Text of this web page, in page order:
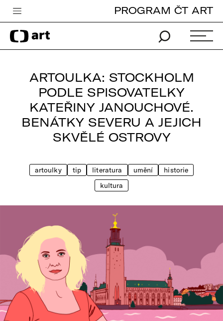
Česká televize
Zpravodajství
TV program
Pro děti
Vše o ČT
PROGRAM ČT ART
ARTOULKA: STOCKHOLM
PODLE SPISOVATELKY
KATEŘINY JANOUCHOVÉ.
BENÁTKY SEVERU A JEJICH
SKVĚLÉ OSTROVY
artoulky tip literatura umění
historie
kultura